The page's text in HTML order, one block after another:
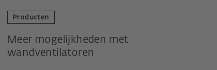
Producten
Meer mogelijkheden met
wandventilatoren